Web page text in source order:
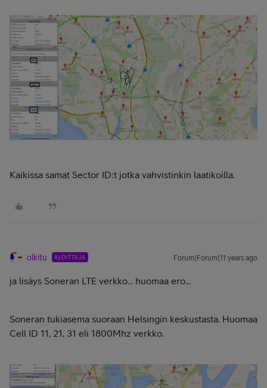
Kaikissa samat Sector ID:t jotka vahvistinkin laatikoilla.
olkitu ALOITTAJA Forum|Forum|11 years ago
ja lisäys Soneran LTE verkko... huomaa ero...
Soneran tukiasema suoraan Helsingin keskustasta. Huomaa
Cell ID 11, 21, 31 eli 1800Mhz verkko.